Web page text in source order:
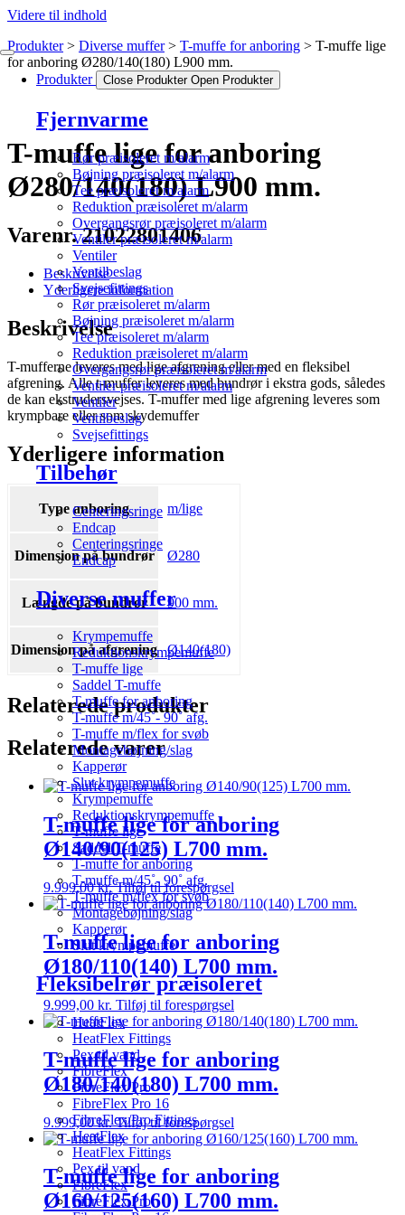
Videre til indhold
Produkter Close Produkter Open Produkter
Fjernvarme
Rør præisoleret m/alarm
Bøjning præisoleret m/alarm
Tee præisoleret m/alarm
Reduktion præisoleret m/alarm
Overgangsrør præisoleret m/alarm
Ventiler præisoleret m/alarm
Ventiler
Ventilbeslag
Svejsefittings
Rør præisoleret m/alarm
Bøjning præisoleret m/alarm
Tee præisoleret m/alarm
Reduktion præisoleret m/alarm
Overgangsrør præisoleret m/alarm
Ventiler præisoleret m/alarm
Ventiler
Ventilbeslag
Svejsefittings
Tilbehør
Centeringsringe
Endcap
Centeringsringe
Endcap
Diverse muffer
Krympemuffe
Reduktionskrympemuffe
T-muffe lige
Saddel T-muffe
T-muffe for anboring
T-muffe m/45˚- 90˚ afg.
T-muffe m/flex for svøb
Montagebøjning/slag
Kapperør
Slut krympemuffe
Krympemuffe
Reduktionskrympemuffe
T-muffe lige
Saddel T-muffe
T-muffe for anboring
T-muffe m/45˚- 90˚ afg.
T-muffe m/flex for svøb
Montagebøjning/slag
Kapperør
Slut krympemuffe
Fleksibelrør præisoleret
HeatFlex
HeatFlex Fittings
Pex til vand
FibreFlex
FibreFlex Pro
FibreFlex Pro 16
FibreFlex/Pro Fittings
HeatFlex
HeatFlex Fittings
Pex til vand
FibreFlex
FibreFlex Pro
Produkter Diverse muffer T-muffe for anboring
T-muffe lige
for anboring Ø280/140(180) L900 mm.
T-muffe lige for anboring
Ø280/140(180) L900 mm.
Varenr. 21022801406
Beskrivelse
Yderligere information
Beskrivelse
T-mufferne leveres med lige afgrening eller med en fleksibel
afgrening. Alle t-muffer leveres med bundrør i ekstra gods, således
de kan ekstrudersvejses. T-muffer med lige afgrening leveres som
krympbare eller som skydemuffer
Yderligere information
Type anboring m/lige
Dimension på bundrør Ø280
Længde på bundrør 900 mm.
Dimension på afgrening Ø140(180)
Relaterede produkter
Relaterede varer
T-muffe lige for anboring
Ø140/90(125) L700 mm.
9.999,00kr. Tilføj til forespørgsel
T-muffe lige for anboring
Ø180/110(140) L700 mm.
9.999,00 kr. Tilføj til forespørgsel
T-muffe lige for anboring
Ø180/140(180) L700 mm.
9.999,00kr. Tilføj til forespørgsel
T-muffe lige for anboring
Ø160/125(160) L700 mm.